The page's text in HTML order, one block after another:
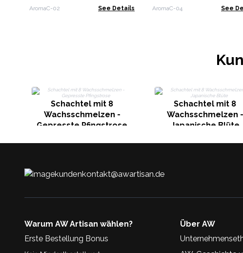
AromaC-02 See Details AromaC-04 See
Schachtel mit 8
Wachsschmelzen -
Gepresste Pfingstrose
Schachtel mit 8
Wachsschmelzen -
Japanische Blüte
kundenkontakt@awartisan.de
Warum AW Artisan wählen?
Erste Bestellung Bonus
Über AW